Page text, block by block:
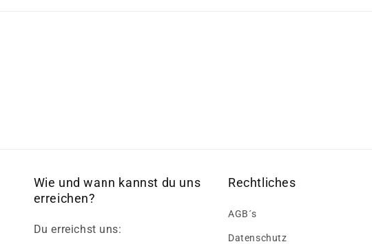
Wie und wann kannst du uns
erreichen?
Du erreichst uns:
Rechtliches
AGB´s
Datenschutz